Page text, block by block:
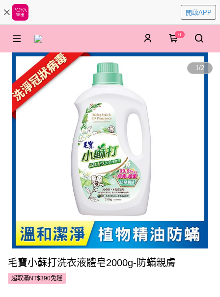
開啟APP
0
1/2
毛寶小蘇打洗衣液體皂2000g-防蟎親膚
超取滿NT$390免運